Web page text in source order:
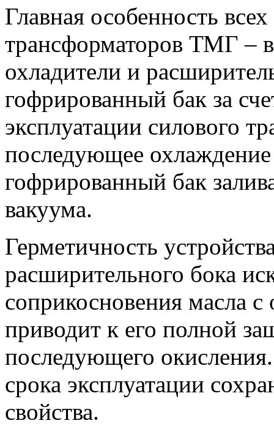
Главная особенность
трансформаторов ТМГ –
охладители и
гофрированный бак за
эксплуатации силового
последующее
гофрированный бак
вакуума.
Герметичность
расширительного бока
соприкосновения масла
приводит к его полной
последующего
срока эксплуатации
свойства.